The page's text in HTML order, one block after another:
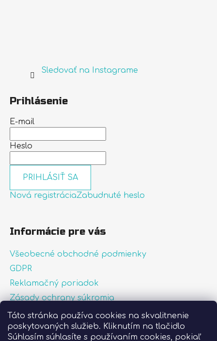
Táto stránka používa cookies na skvalitnenie
poskytovaných služieb. Kliknutím na tlačidlo
Súhlasím súhlasíte s používaním cookies, pokiaľ
Sledovať na Instagrame
Prihlásenie
E-mail
Heslo
PRIHLÁSIŤ SA
Nová registráciaZabudnuté heslo
Informácie pre vás
Všeobecné obchodné podmienky
GDPR
Reklamačný poriadok
Zásady ochrany súkromia
Zásady používania súborov cookies
O nás